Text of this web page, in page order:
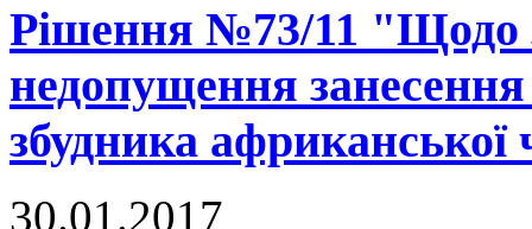
Рішення №73/11 "Щодо
недопущення
збудника
30.01.2017